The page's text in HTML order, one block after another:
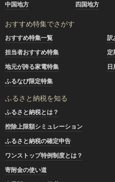
中国地方
四国地方
おすすめ特集でさがす
おすすめ特集一覧
訳
担当者おすすめ特集
定
地元が誇る家電特集
ふるなび限定特集
ふるさと納税を知る
ふるさと納税とは？
控除上限額シミュレーション
ふるさと納税の確定申告
ワンストップ特例制度とは？
寄附金の使い道